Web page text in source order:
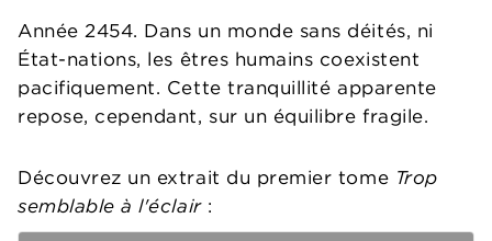
Année 2454. Dans un monde sans déités, ni
État-nations, les êtres humains coexistent
pacifiquement. Cette tranquillité apparente
repose, cependant, sur un équilibre fragile.
Découvrez un extrait du premier tome Trop
semblable à l'éclair: